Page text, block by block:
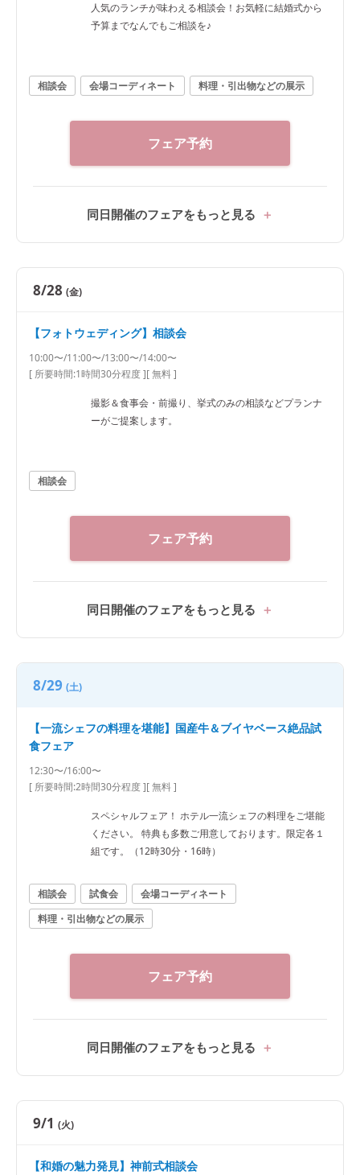
人気のランチが味わえる相談会！お気軽に結婚式から
予算までなんでもご相談を♪
相談会 会場コーディネート 料理・引出物などの展示
フェア予約
同日開催のフェアをもっと見る
8/28 (金)
【フォトウェディング】相談会
10:00〜/11:00〜/13:00〜/14:00〜
[ 所要時間:1時間30分程度][ 無料 ]
撮影＆食事会・前撮り、挙式のみの相談などプランナ
ーがご提案します。
相談会
フェア予約
同日開催のフェアをもっと見る
8/29 (土)
【一流シェフの料理を堪能】国産牛＆ブイヤベース絶品試
食フェア
12:30〜/16:00〜
[ 所要時間:2時間30分程度][ 無料 ]
スペシャルフェア！ ホテル一流シェフの料理をご堪能
ください。 特典も多数ご用意しております。限定各１
組です。（12時30分・16時）
相談会 試食会
会場コーディネート
料理・引出物などの展示
フェア予約
同日開催のフェアをもっと見る
9/1 (火)
【和婚の魅力発見】神前式相談会